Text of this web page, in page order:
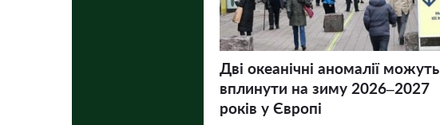
Дві океанічні аномалії можуть
вплинути на зиму 2026–2027
років у Європі